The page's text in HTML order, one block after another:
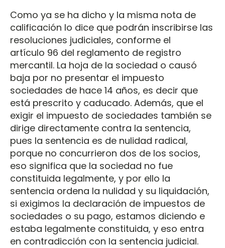
Como ya se ha dicho y la misma nota de
calificación lo dice que podrán inscribirse las
resoluciones judiciales, conforme el
artículo 96 del reglamento de registro
mercantil. La hoja de la sociedad o causó
baja por no presentar el impuesto
sociedades de hace 14 años, es decir que
está prescrito y caducado. Además, que el
exigir el impuesto de sociedades también se
dirige directamente contra la sentencia,
pues la sentencia es de nulidad radical,
porque no concurrieron dos de los socios,
eso significa que la sociedad no fue
constituida legalmente, y por ello la
sentencia ordena la nulidad y su liquidación,
si exigimos la declaración de impuestos de
sociedades o su pago, estamos diciendo e
estaba legalmente constituida, y eso entra
en contradicción con la sentencia judicial.